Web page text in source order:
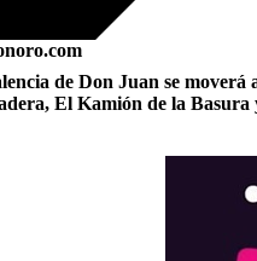
de Don Juan se moverá
El Kamión de la